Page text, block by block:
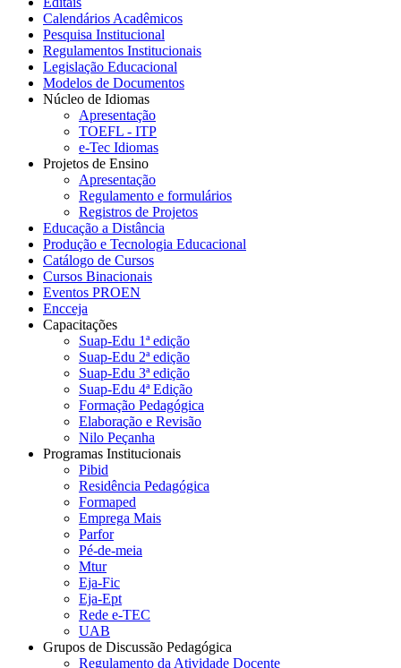
Calendários Acadêmicos
Pesquisa Institucional
Regulamentos Institucionais
Legislação Educacional
Modelos de Documentos
Núcleo de Idiomas
Apresentação
TOEFL - ITP
e-Tec Idiomas
Projetos de Ensino
Apresentação
Regulamento e formulários
Registros de Projetos
Educação a Distância
Produção e Tecnologia Educacional
Catálogo de Cursos
Cursos Binacionais
Eventos PROEN
Encceja
Capacitações
Suap-Edu 1ª edição
Suap-Edu 2ª edição
Suap-Edu 3ª edição
Suap-Edu 4ª Edição
Formação Pedagógica
Elaboração e Revisão
Nilo Peçanha
Programas Institucionais
Pibid
Residência Pedagógica
Formaped
Emprega Mais
Parfor
Pé-de-meia
Mtur
Eja-Fic
Eja-Ept
Rede e-TEC
UAB
Grupos de Discussão Pedagógica
Regulamento da Atividade Docente